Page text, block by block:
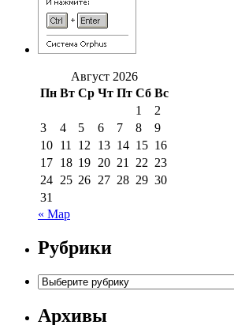
Август 2026
Пн Вт Ср Чт Пт Сб Вс
1
2
3
4 5 6 7 8
9
10 11 12 13 14 15 16
17 18 19 20 21 22 23
24 25 26 27 28 29 30
31
« Мар
Рубрики
Рубрики
Архивы